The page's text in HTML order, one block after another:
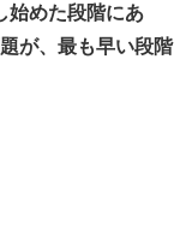
始めた段階にあ
が、最も早い段階